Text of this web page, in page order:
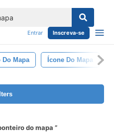
Entrar Inscreva-se
Do Mapa Ícone Do Mapa
do mapa